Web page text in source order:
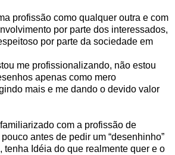
profissão como qualquer outra e com
por parte dos interessados,
por parte da sociedade em
me profissionalizando, não estou
apenas como mero
mais e me dando o devido valor
com a profissão de
antes de pedir um “desenhinho”
tenha Idéia do que realmente quer e o